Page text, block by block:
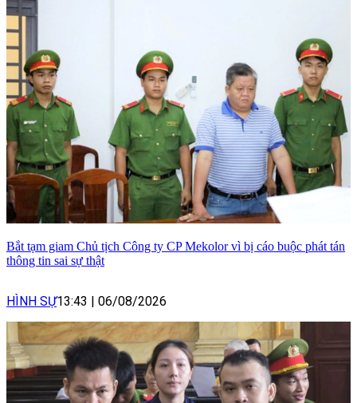
Bắt tạm giam Chủ tịch Công ty CP Mekolor vì bị cáo buộc phát tán
thông tin sai sự thật
HÌNH SỰ13:43 06/08/2026